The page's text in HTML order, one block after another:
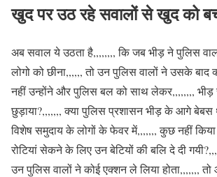
खुद पर उठ रहे सवालों से खुद को
अब सवाल ये उठता है,,,,,,,, कि जब भीड़ ने पुलिस
लोगो को छीना,,,,,, तो उन पुलिस वालों ने उसके बाद
नहीं उन्होंने और पुलिस बल को साथ लेकर,,,,,,,, भीड़
छुड़ाया?,,,,,,, क्या पुलिस प्रशासन भीड़ के आगे बेबस
विशेष समुदाय के लोगों के फेवर में,,,,,,, कुछ नहीं किया
रोटियां सेकने के लिए उन बेटियों की बलि दे दी
उन पुलिस वालों ने कोई एक्शन ले लिया होता,,,,,,, तो